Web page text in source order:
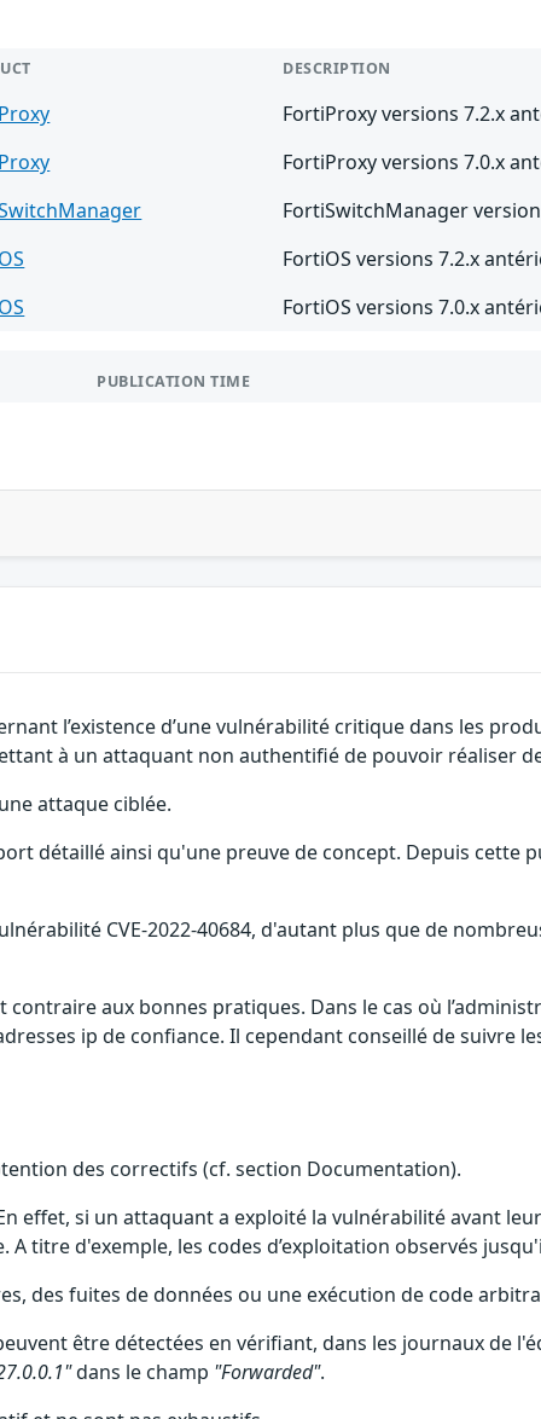
DESCRIPTION
FortiProxy versions 7.2.x
FortiProxy versions 7.0.x
FortiSwitchManager
FortiOS versions 7.2.x
FortiOS versions 7.0.x
PUBLICATION TIME
l’existence d’une vulnérabilité critique dans les
à un attaquant non authentifié de pouvoir réaliser
attaque ciblée.
détaillé ainsi qu'une preuve de concept. Depuis cette
CVE-2022-40684, d'autant plus que de
aux bonnes pratiques. Dans le cas où
ip de confiance. Il cependant conseillé de suivre
des correctifs (cf. section Documentation).
effet, si un attaquant a exploité la vulnérabilité avant
titre d'exemple, les codes d’exploitation observés
des fuites de données ou une exécution de code
être détectées en vérifiant, dans les journaux de
dans le champ "Forwarded".